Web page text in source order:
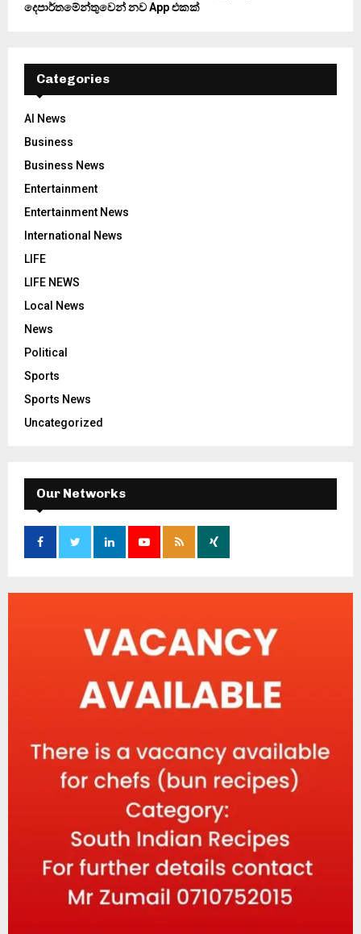
දෙපාර්තමේන්තුවෙන් නව App එකක්
Categories
AI News
Business
Business News
Entertainment
Entertainment News
International News
LIFE
LIFE NEWS
Local News
News
Political
Sports
Sports News
Uncategorized
Our Networks